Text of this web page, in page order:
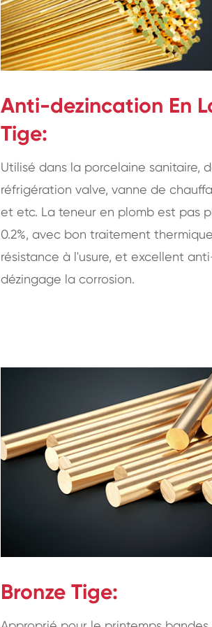
Anti-dezincation En
Tige:
Utilisé dans la porcelaine sanitaire,
réfrigération valve, vanne de
et etc. La teneur en plomb est pas
0.2%, avec bon traitement
résistance à l'usure, et excellent
dézingage la corrosion.
Bronze Tige: